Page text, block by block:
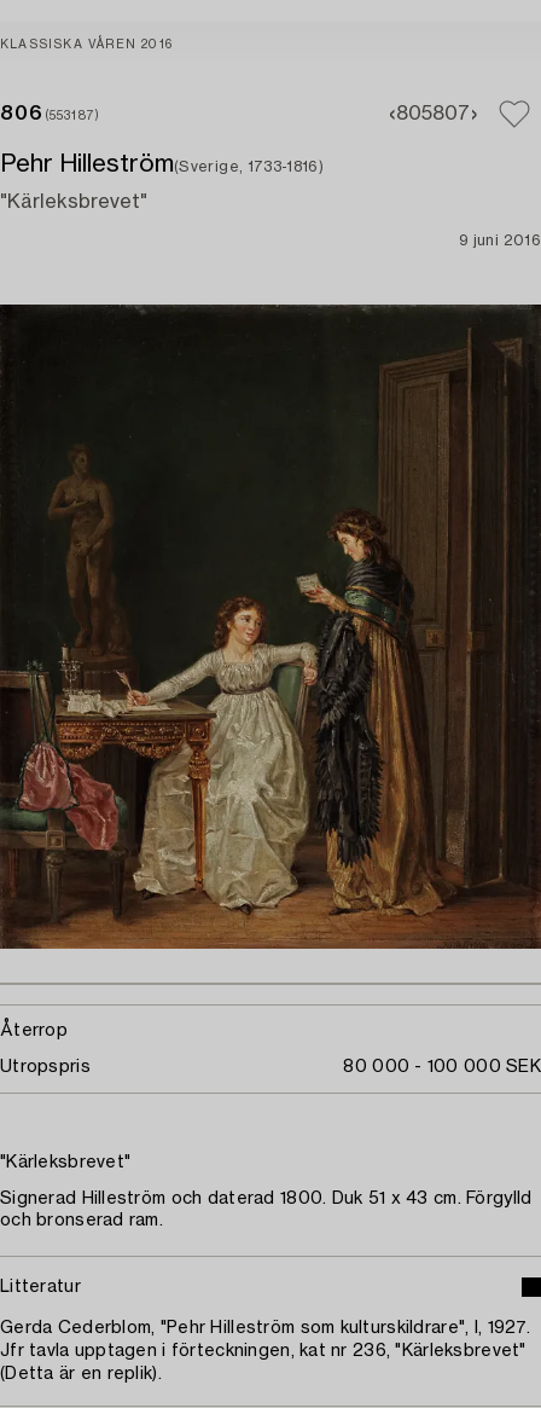
KLASSISKA VÅREN 2016
806 (553187) 805807
Pehr Hilleström(Sverige, 1733-1816)
"Kärleksbrevet"
9 juni 2016
Återrop
Utropspris 80 000 - 100 000 SEK
"Kärleksbrevet"
Signerad Hilleström och daterad 1800. Duk 51 x 43 cm. Förgylld
och bronserad ram.
Litteratur
Gerda Cederblom, "Pehr Hilleström som kulturskildrare", I, 1927.
Jfr tavla upptagen i förteckningen, kat nr 236, "Kärleksbrevet"
(Detta är en replik).